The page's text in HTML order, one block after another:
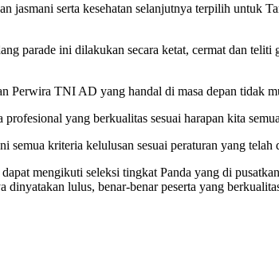
serta kesehatan selanjutnya terpilih untuk
parade ini dilakukan secara ketat, cermat dan
Perwira TNI AD yang handal di masa depan tidak
yang berkualitas sesuai harapan kita
kriteria kelulusan sesuai peraturan yang
mengikuti seleksi tingkat Panda yang di
lulus, benar-benar peserta yang